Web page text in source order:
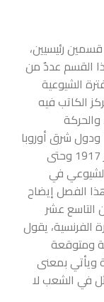
رئيسيين،
القسم عددٌ من
الشيوعية
الكاتب فيه
ودول شرق أوروبا
الوسطى، وهي الفترة الممتدة من نوفمبر 1917 وحتى
الشيوعي في
الفصل إيضاح
التاسع عشر
الفرنسية، يقول
ومتوقعة
ويأتي بمعنى
في الشعب لا